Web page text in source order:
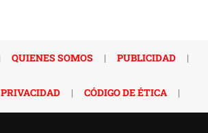
QUIENES SOMOS | PUBLICIDAD |
| CÓDIGO DE ÉTICA |